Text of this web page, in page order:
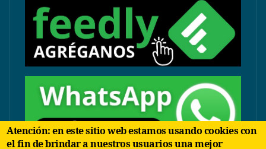
Atención: en este sitio web estamos usando cookies con
el fin de brindar a nuestros usuarios una mejor